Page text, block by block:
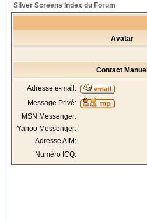
Silver Screens Index du Forum
Avatar
Contact Manuel
Adresse e-mail:
Message Privé:
MSN Messenger:
Yahoo Messenger:
Adresse AIM:
Numéro ICQ: